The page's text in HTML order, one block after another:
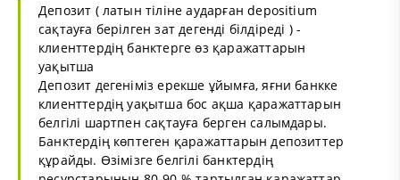
Депозит ( латын тіліне аударған depositium
сақтауға берілген зат дегенді білдіреді ) -
клиенттердің банктерге өз қаражаттарын
уақытша
Депозит дегеніміз ерекше ұйымға, яғни банкке
клиенттердің уақытша бос ақша қаражаттарын
белгілі шартпен сақтауға берген салымдары.
Банктердің көптеген қаражаттарын депозиттер
құрайды. Өзімізге белгілі банктердің